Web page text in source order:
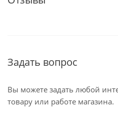
Задать вопрос
Вы можете задать любой
товару или работе магазина.